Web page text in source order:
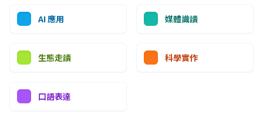
AI 應用 媒體識讀
生態走讀 科學實作
口語表達